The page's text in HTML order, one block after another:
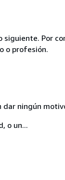
Por
o profesión.
dar ningún
o un...